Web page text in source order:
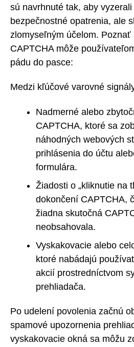
sú navrhnuté tak, aby
bezpečnostné opatrenia, ale
zlomyseľným účelom. Poznať
CAPTCHA môže
pádu do pasce:
Medzi kľúčové varovné
Nadmerné alebo
CAPTCHA, ktoré sa
náhodných webových
prihlásenia do účtu
formulára.
Žiadosti o „kliknutie na
dokončení CAPTCHA,
žiadna skutočná
neobsahovala.
Vyskakovacie alebo
ktoré nabádajú
akcií prostredníctvom
prehliadača.
Po udelení povolenia začnú
spamové upozornenia
vyskakovacie okná sa môžu